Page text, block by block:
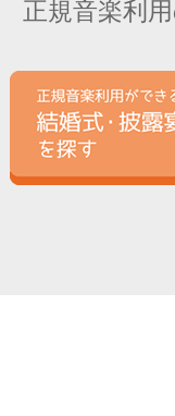
正規音楽利